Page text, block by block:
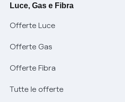
Avvisi
SOS luce e gas
Conciliazioni e risoluzione delle
Negoziazione paritetica
Informazioni Sisma
Servizi
Moduli e documenti
Documenti Fibra
Luce, Gas e Fibra
Offerte Luce
Offerte Gas
Offerte Fibra
Tutte le offerte